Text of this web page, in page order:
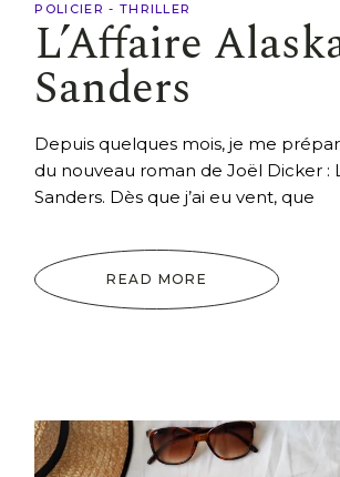
POLICIER - THRILLER
L’Affaire
Sanders
Depuis quelques mois, je me
du nouveau roman de Joël Dicker :
Sanders. Dès que j’ai eu vent, que
READ MORE